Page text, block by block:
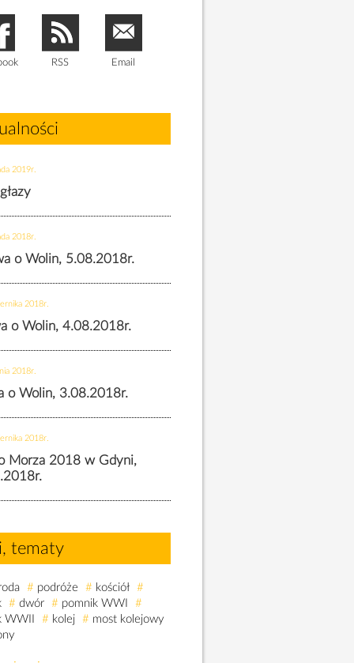
RSS Email
2019r.
2018r.
o Wolin, 5.08.2018r.
2018r.
o Wolin, 4.08.2018r.
2018r.
o Wolin, 3.08.2018r.
2018r.
Morza 2018 w Gdyni,
tematy
# podróże # kościół #
# dwór # pomnik WWI
#
WWII
# kolej # most kolejowy